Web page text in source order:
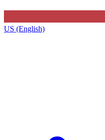
US (English)